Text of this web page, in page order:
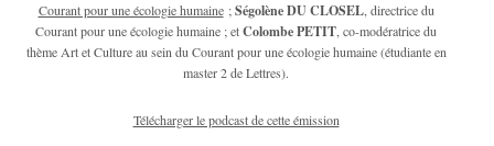
Courant pour une écologie humaine;Ségolène DU CLOSEL, directrice du
Courant pour une écologie humaine ; etColombe PETIT , co-modératrice du
thème Art et Culture au sein du Courant pour une écologie humaine (étudiante en
master 2 de Lettres).
Télécharger le podcast de cette émission